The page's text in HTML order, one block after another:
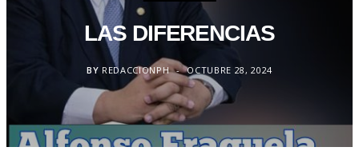
LAS DIFERENCIAS
BY REDACCIONPH OCTUBRE 28, 2024